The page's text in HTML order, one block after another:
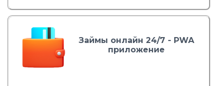
Займы онлайн 24/7 - PWA
приложение